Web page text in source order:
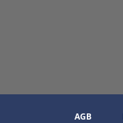
AGB